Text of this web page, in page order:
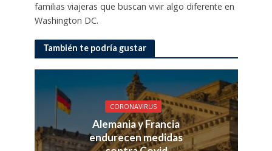
familias viajeras que buscan vivir algo diferente en
Washington DC.
También te podría gustar
CORONAVIRUS
Alemania y Francia
endurecen medidas